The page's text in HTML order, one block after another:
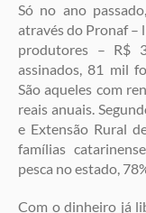
Só no ano
através do Pronaf –
produtores – R$
assinados, 81 mil
São aqueles com
reais anuais.
e Extensão Rural
famílias
pesca no estado,
Com o dinheiro já